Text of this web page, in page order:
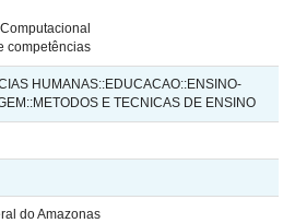
competências
HUMANAS::EDUCACAO::ENSINO-
E TECNICAS DE ENSINO
do Amazonas